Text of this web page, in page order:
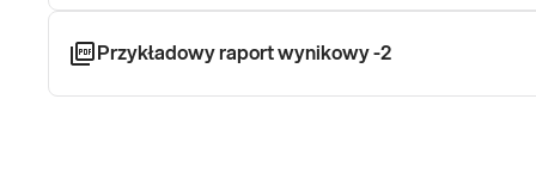
chroniczne zmęczenie.
Jak się pobiera materiał do badania
Przykładowy raport wynikowy -2